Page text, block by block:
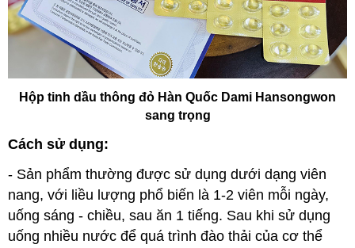
Hộp tinh dầu thông đỏ Hàn Quốc Dami Hansongwon
sang trọng
Cách sử dụng:
- Sản phẩm thường được sử dụng dưới dạng viên
nang, với liều lượng phổ biến là 1-2 viên mỗi ngày,
uống sáng - chiều, sau ăn 1 tiếng. Sau khi sử dụng
uống nhiều nước để quá trình đào thải của cơ thể